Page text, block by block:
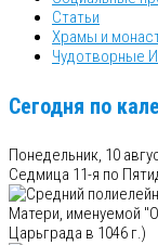
Статьи
Храмы и
Чудотворные
Сегодня по
Понедельник, 10
Седмица 11-я по
Матери, именуемой
Царьграда в 1046 г.)